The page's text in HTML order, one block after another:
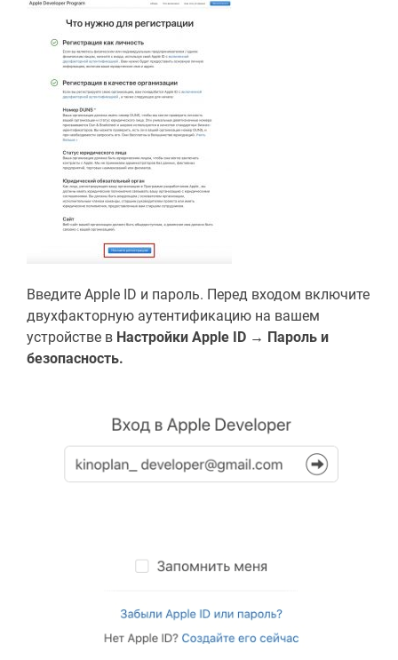
Введите Apple ID и пароль. Перед входом включите
двухфакторную аутентификацию на вашем
устройстве в Настройки Apple ID → Пароль и
безопасность.